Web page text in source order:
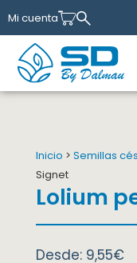
Mi cuenta
Inicio > Semillas
Signet
Lolium
Desde: 9,55€